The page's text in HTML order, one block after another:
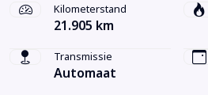
Kilometerstand
21.905 km
Transmissie
Automaat